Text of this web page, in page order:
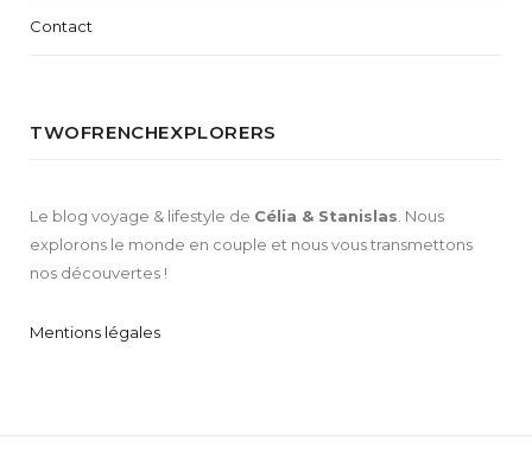
Contact
TWOFRENCHEXPLORERS
Le blog voyage & lifestyle de Célia & Stanislas . Nous
explorons le monde en couple et nous vous transmettons
nos découvertes !
Mentions légales